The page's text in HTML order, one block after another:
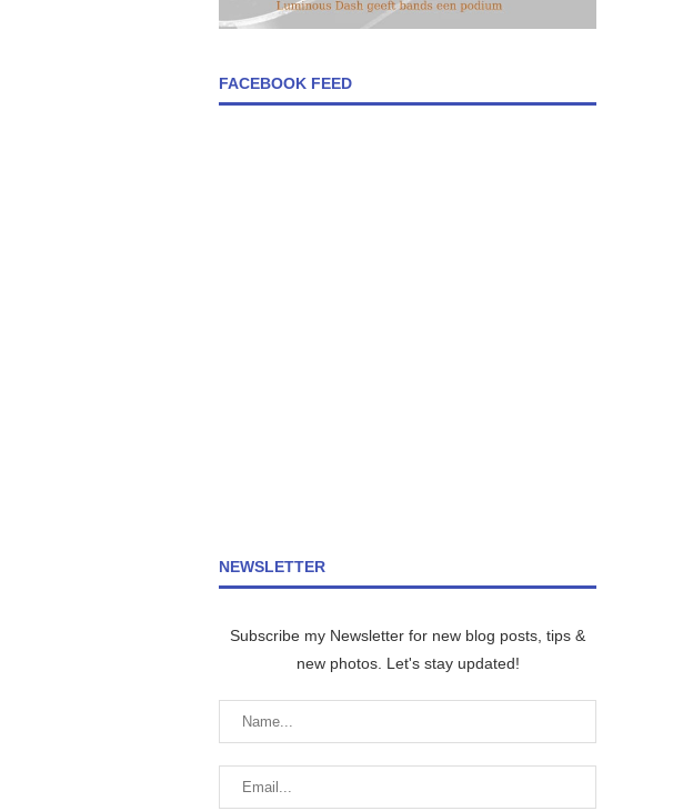
FACEBOOK FEED
NEWSLETTER
Subscribe my Newsletter for new blog posts, tips &
new photos. Let's stay updated!